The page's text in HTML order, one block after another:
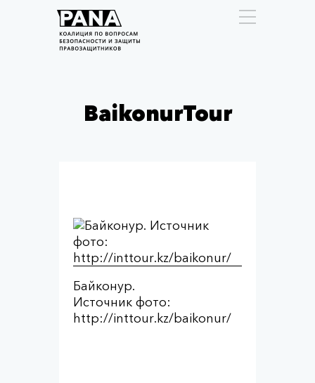
BaikonurTour
Байконур.
Источник фото:
http://inttour.kz/baikonur/